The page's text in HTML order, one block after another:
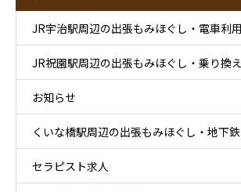
JR宇治駅周辺の出張もみほぐし・電車利
ア
JR祝園駅周辺の出張もみほぐし・乗り換
ア
お知らせ
くいな橋駅周辺の出張もみほぐし・地下
ケア
セラピスト求人